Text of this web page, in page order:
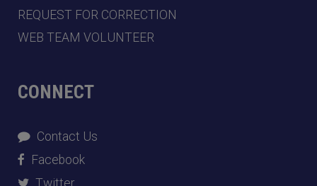
REQUEST FOR CORRECTION
WEB TEAM VOLUNTEER
CONNECT
Contact Us
Facebook